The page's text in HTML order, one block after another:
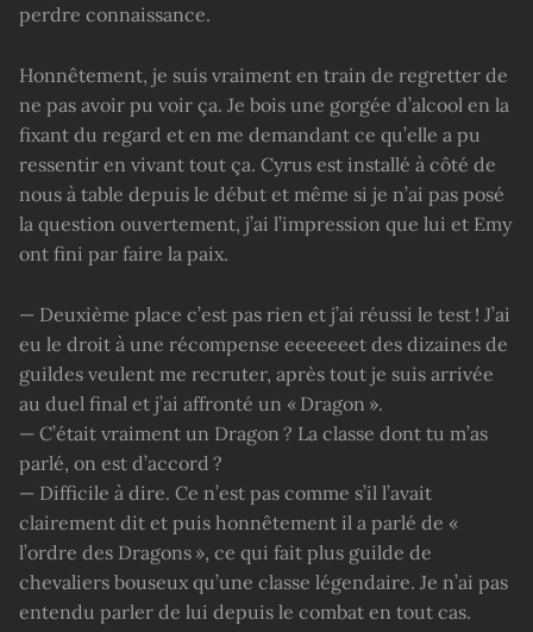
perdre connaissance.
Honnêtement, je suis vraiment en train de regretter de
ne pas avoir pu voir ça. Je bois une gorgée d’alcool en la
fixant du regard et en me demandant ce qu’elle a pu
ressentir en vivant tout ça. Cyrus est installé à côté de
nous à table depuis le début et même si je n’ai pas posé
la question ouvertement, j’ai l’impression que lui et Emy
ont fini par faire la paix.
— Deuxième place c’est pas rien et j’ai réussi le test ! J’ai
eu le droit à une récompense eeeeeeet des dizaines de
guildes veulent me recruter, après tout je suis arrivée
au duel final et j’ai affronté un « Dragon ».
— C’était vraiment un Dragon ? La classe dont tu m’as
parlé, on est d’accord ?
— Difficile à dire. Ce n’est pas comme s’il l’avait
clairement dit et puis honnêtement il a parlé de «
l’ordre des Dragons », ce qui fait plus guilde de
chevaliers bouseux qu’une classe légendaire. Je n’ai pas
entendu parler de lui depuis le combat en tout cas.